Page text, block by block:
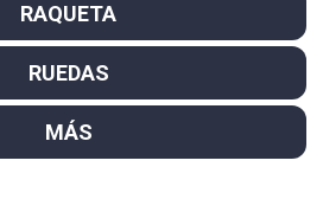
RAQUETA
RUEDAS
MÁS